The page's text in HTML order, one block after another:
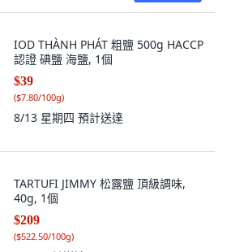
IOD THÀNH PHÁT 粗鹽 500g HACCP
認證 碘鹽 海鹽, 1個
$39
($7.80/100g)
8/13 星期四 預計送達
TARTUFI JIMMY 松露鹽 頂級調味,
40g, 1個
$209
($522.50/100g)